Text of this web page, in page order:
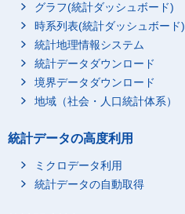
グラフ(統計ダッシュボード)
時系列表(統計ダッシュボード)
統計地理情報システム
統計データダウンロード
境界データダウンロード
地域（社会・人口統計体系）
統計データの高度利用
ミクロデータ利用
統計データの自動取得